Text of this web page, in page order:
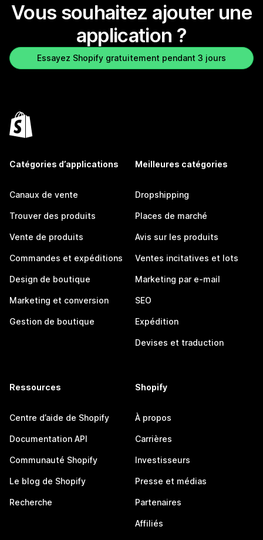
Vous souhaitez ajouter une
application ?
Essayez Shopify gratuitement pendant 3 jours
Catégories d’applications
Canaux de vente
Trouver des produits
Vente de produits
Commandes et expéditions
Design de boutique
Marketing et conversion
Gestion de boutique
Meilleures catégories
Dropshipping
Places de marché
Avis sur les produits
Ventes incitatives et lots
Marketing par e-mail
SEO
Expédition
Devises et traduction
Ressources
Centre d’aide de Shopify
Documentation API
Communauté Shopify
Le blog de Shopify
Recherche
Shopify
À propos
Carrières
Investisseurs
Presse et médias
Partenaires
Affiliés